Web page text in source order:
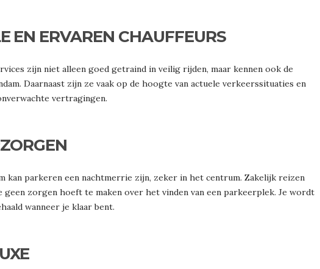
EN ERVAREN CHAUFFEURS
zijn niet alleen goed getraind in veilig rijden, maar kennen ook de
Daarnaast zijn ze vaak op de hoogte van actuele verkeerssituaties en
vertragingen.
kan parkeren een nachtmerrie zijn, zeker in het centrum. Zakelijk reizen
geen zorgen hoeft te maken over het vinden van een parkeerplek. Je wordt
wanneer je klaar bent.